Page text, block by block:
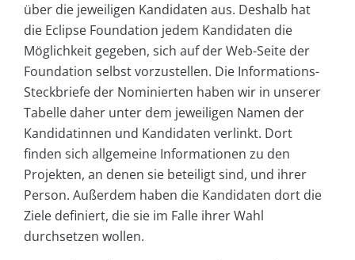
über die jeweiligen Kandidaten aus. Deshalb hat
die Eclipse Foundation jedem Kandidaten die
Möglichkeit gegeben, sich auf der Web-Seite der
Foundation selbst vorzustellen. Die Informations-
Steckbriefe der Nominierten haben wir in unserer
Tabelle daher unter dem jeweiligen Namen der
Kandidatinnen und Kandidaten verlinkt. Dort
finden sich allgemeine Informationen zu den
Projekten, an denen sie beteiligt sind, und ihrer
Person. Außerdem haben die Kandidaten dort die
Ziele definiert, die sie im Falle ihrer Wahl
durchsetzen wollen.